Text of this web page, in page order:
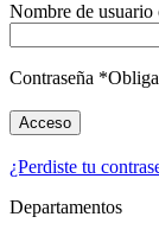
Nombre de
Contraseña *
Acceso
¿Perdiste tu
Departamentos